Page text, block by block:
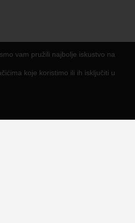
vam pružili najbolje iskustvo na
koje koristimo ili ih isključiti u